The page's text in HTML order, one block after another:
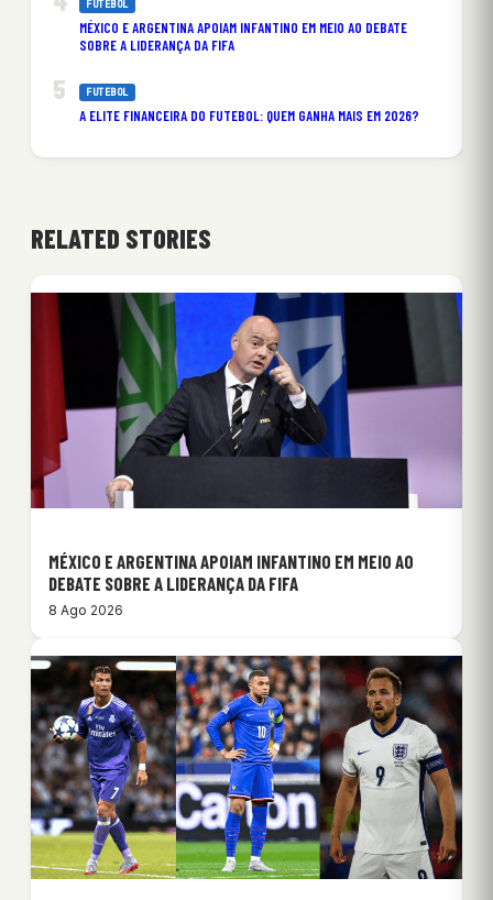
FUTEBOL
MÉXICO E ARGENTINA APOIAM INFANTINO EM MEIO AO DEBATE
SOBRE A LIDERANÇA DA FIFA
FUTEBOL
A ELITE FINANCEIRA DO FUTEBOL: QUEM GANHA MAIS EM 2026?
RELATED STORIES
MÉXICO E ARGENTINA APOIAM INFANTINO EM MEIO AO
DEBATE SOBRE A LIDERANÇA DA FIFA
8 Ago 2026